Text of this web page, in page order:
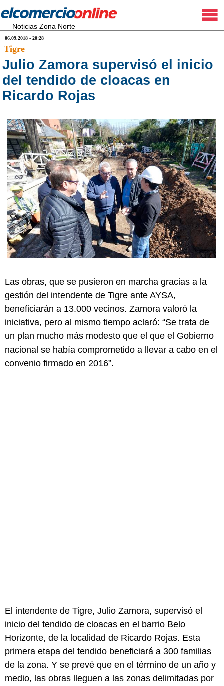
Noticias Zona Norte
06.09.2018 - 20:28
Tigre
Julio Zamora supervisó el inicio
del tendido de cloacas en
Ricardo Rojas
Las obras, que se pusieron en marcha gracias a la
gestión del intendente de Tigre ante AYSA,
beneficiarán a 13.000 vecinos. Zamora valoró la
iniciativa, pero al mismo tiempo aclaró: “Se trata de
un plan mucho más modesto que el que el Gobierno
nacional se había comprometido a llevar a cabo en el
convenio firmado en 2016”.
El intendente de Tigre, Julio Zamora, supervisó el
inicio del tendido de cloacas en el barrio Belo
Horizonte, de la localidad de Ricardo Rojas. Esta
primera etapa del tendido beneficiará a 300 familias
de la zona. Y se prevé que en el término de un año y
medio, las obras lleguen a las zonas delimitadas por